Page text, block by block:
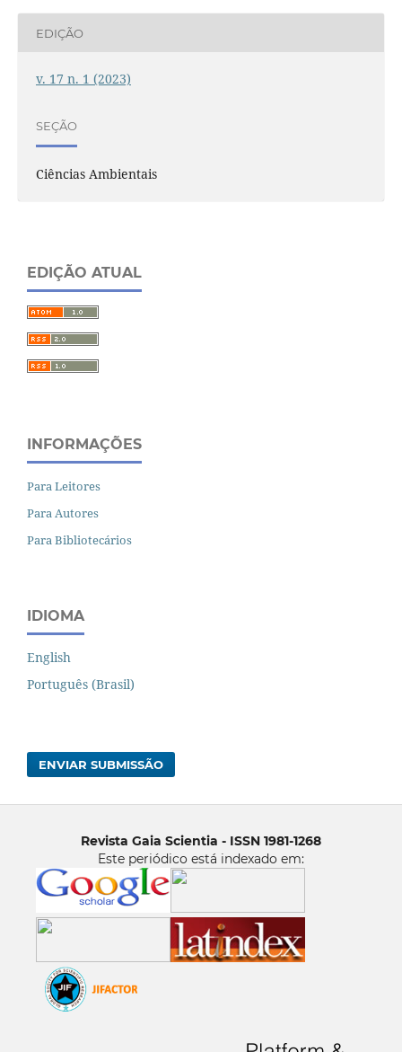
EDIÇÃO
v. 17 n. 1 (2023)
SEÇÃO
Ciências Ambientais
EDIÇÃO ATUAL
INFORMAÇÕES
Para Leitores
Para Autores
Para Bibliotecários
IDIOMA
English
Português (Brasil)
ENVIAR SUBMISSÃO
Revista Gaia Scientia - ISSN 1981-1268
Este periódico está indexado em: